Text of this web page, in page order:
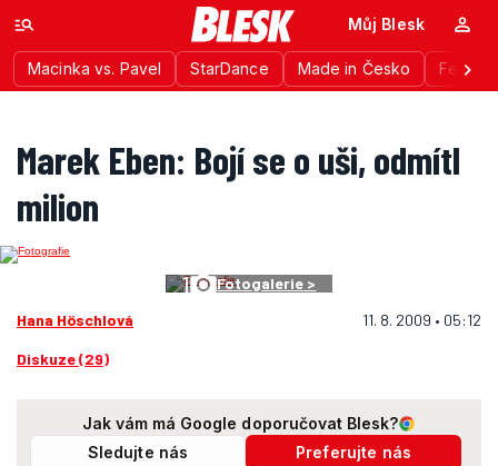
Macinka vs. Pavel StarDance Made in Česko
Můj Blesk
Marek Eben: Bojí se o uši, odmítl
milion
1
Fotogalerie >
Hana Höschlová
11. 8. 2009 • 05:12
Diskuze (29)
Jak vám má Google doporučovat Blesk?
Sledujte nás
Preferujte nás